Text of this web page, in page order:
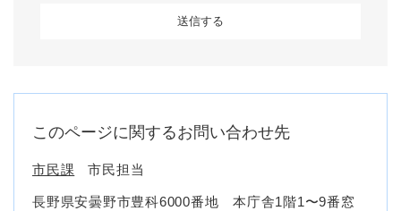
このページに関するお問い合わせ先
市民課 市民担当
長野県安曇野市豊科6000番地 本庁舎1階1〜9番窓